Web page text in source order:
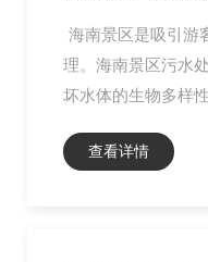
海南景区是吸引游
理。海南景区污水
坏水体的生物多样
查看详情